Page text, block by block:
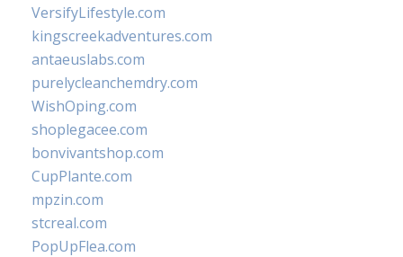
VersifyLifestyle.com
kingscreekadventures.com
antaeuslabs.com
purelycleanchemdry.com
WishOping.com
shoplegacee.com
bonvivantshop.com
CupPlante.com
mpzin.com
stcreal.com
PopUpFlea.com